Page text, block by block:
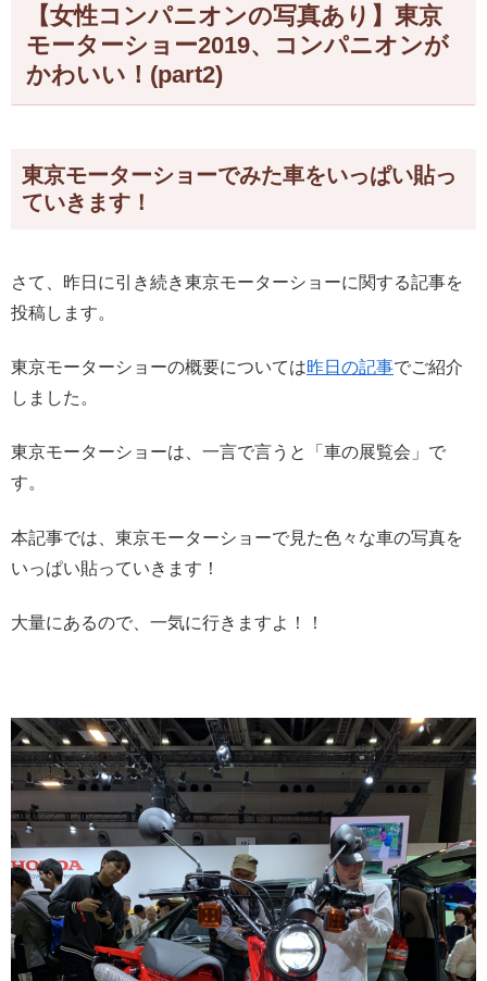
【女性コンパニオンの写真あり】東京
モーターショー2019、コンパニオンが
かわいい！(part2)
東京モーターショーでみた車をいっぱい貼っ
ていきます！
さて、昨日に引き続き東京モーターショーに関する記事を
投稿します。
東京モーターショーの概要については昨日の記事でご紹介
しました。
東京モーターショーは、一言で言うと「車の展覧会」で
す。
本記事では、東京モーターショーで見た色々な車の写真を
いっぱい貼っていきます！
大量にあるので、一気に行きますよ！！